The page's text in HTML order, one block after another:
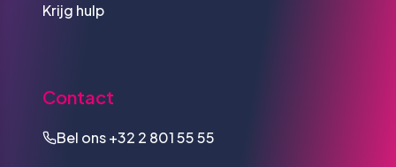
Krijg hulp
Contact
Bel ons+32 2 801 55 55